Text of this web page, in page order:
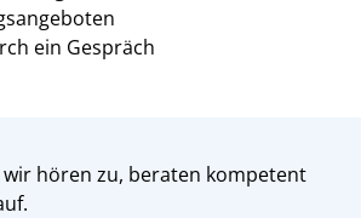
ein Gespräch
wir hören zu, beraten kompetent